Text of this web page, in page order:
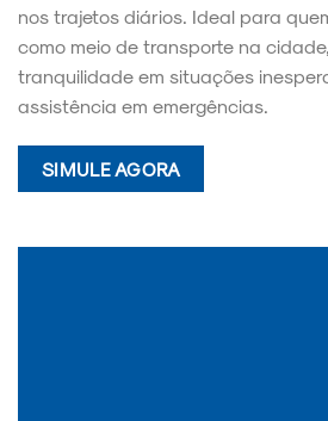
nos trajetos diários. Ideal para
como meio de transporte na
tranquilidade em situações
assistência em emergências.
SIMULE AGORA